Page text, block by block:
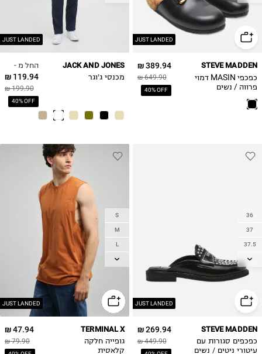
JUST LANDED
38.5
40
389.94 ₪
649.90 ₪
40% OFF
STEVE MADDEN
כפכפי MASIN דמוי
פרווה / נשים
JUST LANDED
החל מ -
119.94 ₪
199.90 ₪
40% OFF
JACK AND JONES
מכנסי ג'וגר
JUST LANDED
36
37
37.5
38
38.5
40
269.94 ₪
449.90 ₪
STEVE MADDEN
כפכפים סגורות עם
עיטורי ניטים / נשים
JUST LANDED
S
M
L
XL
47.94 ₪
79.90 ₪
TERMINAL X
גופייה חלקה
קלאסית